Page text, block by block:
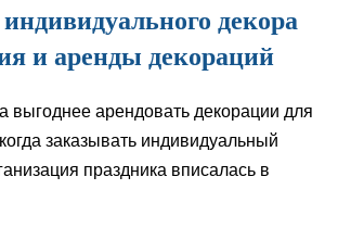
декора
и аренды декораций
выгоднее арендовать декорации для
заказывать индивидуальный
праздника вписалась в